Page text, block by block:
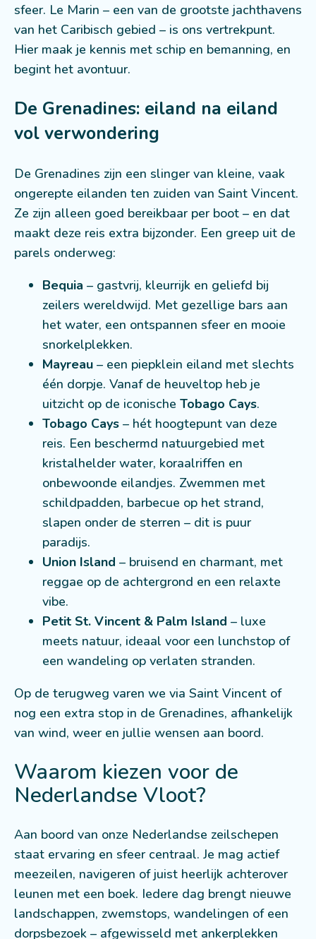
sfeer. Le Marin – een van de grootste jachthavens
van het Caribisch gebied – is ons vertrekpunt.
Hier maak je kennis met schip en bemanning, en
begint het avontuur.
De Grenadines: eiland na eiland
vol verwondering
De Grenadines zijn een slinger van kleine, vaak
ongerepte eilanden ten zuiden van Saint Vincent.
Ze zijn alleen goed bereikbaar per boot – en dat
maakt deze reis extra bijzonder. Een greep uit de
parels onderweg:
Bequia – gastvrij, kleurrijk en geliefd bij
zeilers wereldwijd. Met gezellige bars aan
het water, een ontspannen sfeer en mooie
snorkelplekken.
Mayreau – een piepklein eiland met slechts
één dorpje. Vanaf de heuveltop heb je
uitzicht op de iconische Tobago Cays.
Tobago Cays – hét hoogtepunt van deze
reis. Een beschermd natuurgebied met
kristalhelder water, koraalriffen en
onbewoonde eilandjes. Zwemmen met
schildpadden, barbecue op het strand,
slapen onder de sterren – dit is puur
paradijs.
Union Island – bruisend en charmant, met
reggae op de achtergrond en een relaxte
vibe.
Petit St. Vincent & Palm Island – luxe
meets natuur, ideaal voor een lunchstop of
een wandeling op verlaten stranden.
Op de terugweg varen we via Saint Vincent of
nog een extra stop in de Grenadines, afhankelijk
van wind, weer en jullie wensen aan boord.
Waarom kiezen voor de
Nederlandse Vloot?
Aan boord van onze Nederlandse zeilschepen
staat ervaring en sfeer centraal. Je mag actief
meezeilen, navigeren of juist heerlijk achterover
leunen met een boek. Iedere dag brengt nieuwe
landschappen, zwemstops, wandelingen of een
dorpsbezoek – afgewisseld met ankerplekken